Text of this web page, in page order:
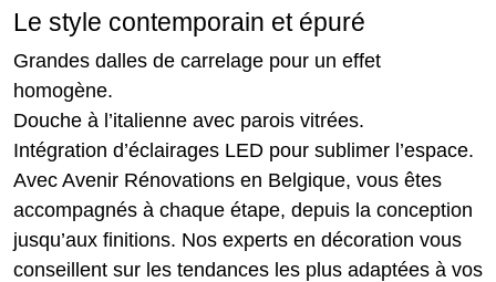
Le style contemporain et épuré
Grandes dalles de carrelage pour un effet
homogène.
Douche à l’italienne avec parois vitrées.
Intégration d’éclairages LED pour sublimer l’espace.
Avec Avenir Rénovations en Belgique, vous êtes
accompagnés à chaque étape, depuis la conception
jusqu’aux finitions. Nos experts en décoration vous
conseillent sur les tendances les plus adaptées à vos